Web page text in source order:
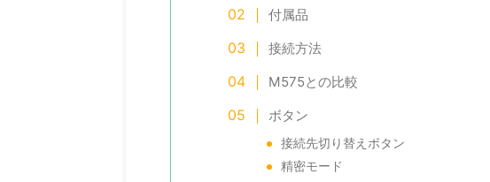
付属品
接続方法
M575との比較
ボタン
接続先切り替えボタン
精密モード
通信キャリアの最新お得なキャンペーン情報とスマ
解説をする。 今月のおすすめキャンペーン
iPhone17e（２年レンタル）⇒楽天モバイル（月額
円） 各キャリアが値上げに踏み切る中、楽天モバイ
ルが奮闘。 iPhone17の一括価格が安く、i ...